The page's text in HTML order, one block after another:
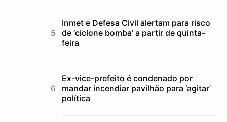
Inmet e Defesa Civil alertam para risco
de ‘ciclone bomba’ a partir de quinta-
feira
Ex-vice-prefeito é condenado por
mandar incendiar pavilhão para ‘agitar’
política